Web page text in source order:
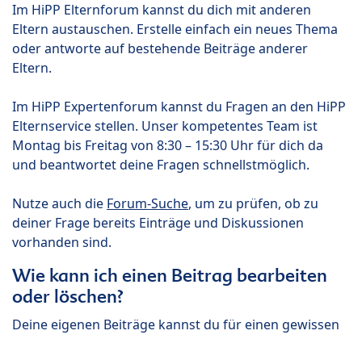
Im HiPP Elternforum kannst du dich mit anderen
Eltern austauschen. Erstelle einfach ein neues Thema
oder antworte auf bestehende Beiträge anderer
Eltern.
Im HiPP Expertenforum kannst du Fragen an den HiPP
Elternservice stellen. Unser kompetentes Team ist
Montag bis Freitag von 8:30 – 15:30 Uhr für dich da
und beantwortet deine Fragen schnellstmöglich.
Nutze auch die Forum-Suche, um zu prüfen, ob zu
deiner Frage bereits Einträge und Diskussionen
vorhanden sind.
Wie kann ich einen Beitrag bearbeiten
oder löschen?
Deine eigenen Beiträge kannst du für einen gewissen